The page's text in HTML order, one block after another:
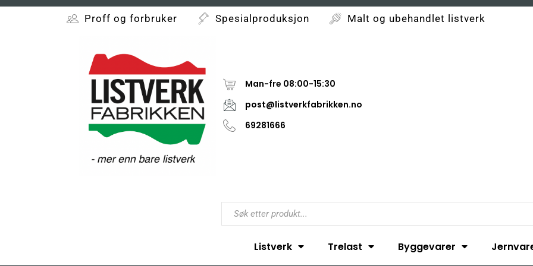
Proff og forbruker Spesialproduksjon Malt og ubehandlet listverk
Man-fre 08:00-15:30
post@listverkfabrikken.no
69281666
Listverk Trelast Byggevarer